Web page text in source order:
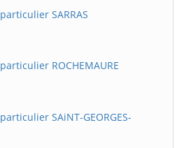
SARRAS
ROCHEMAURE
SAiNT-GEORGES-